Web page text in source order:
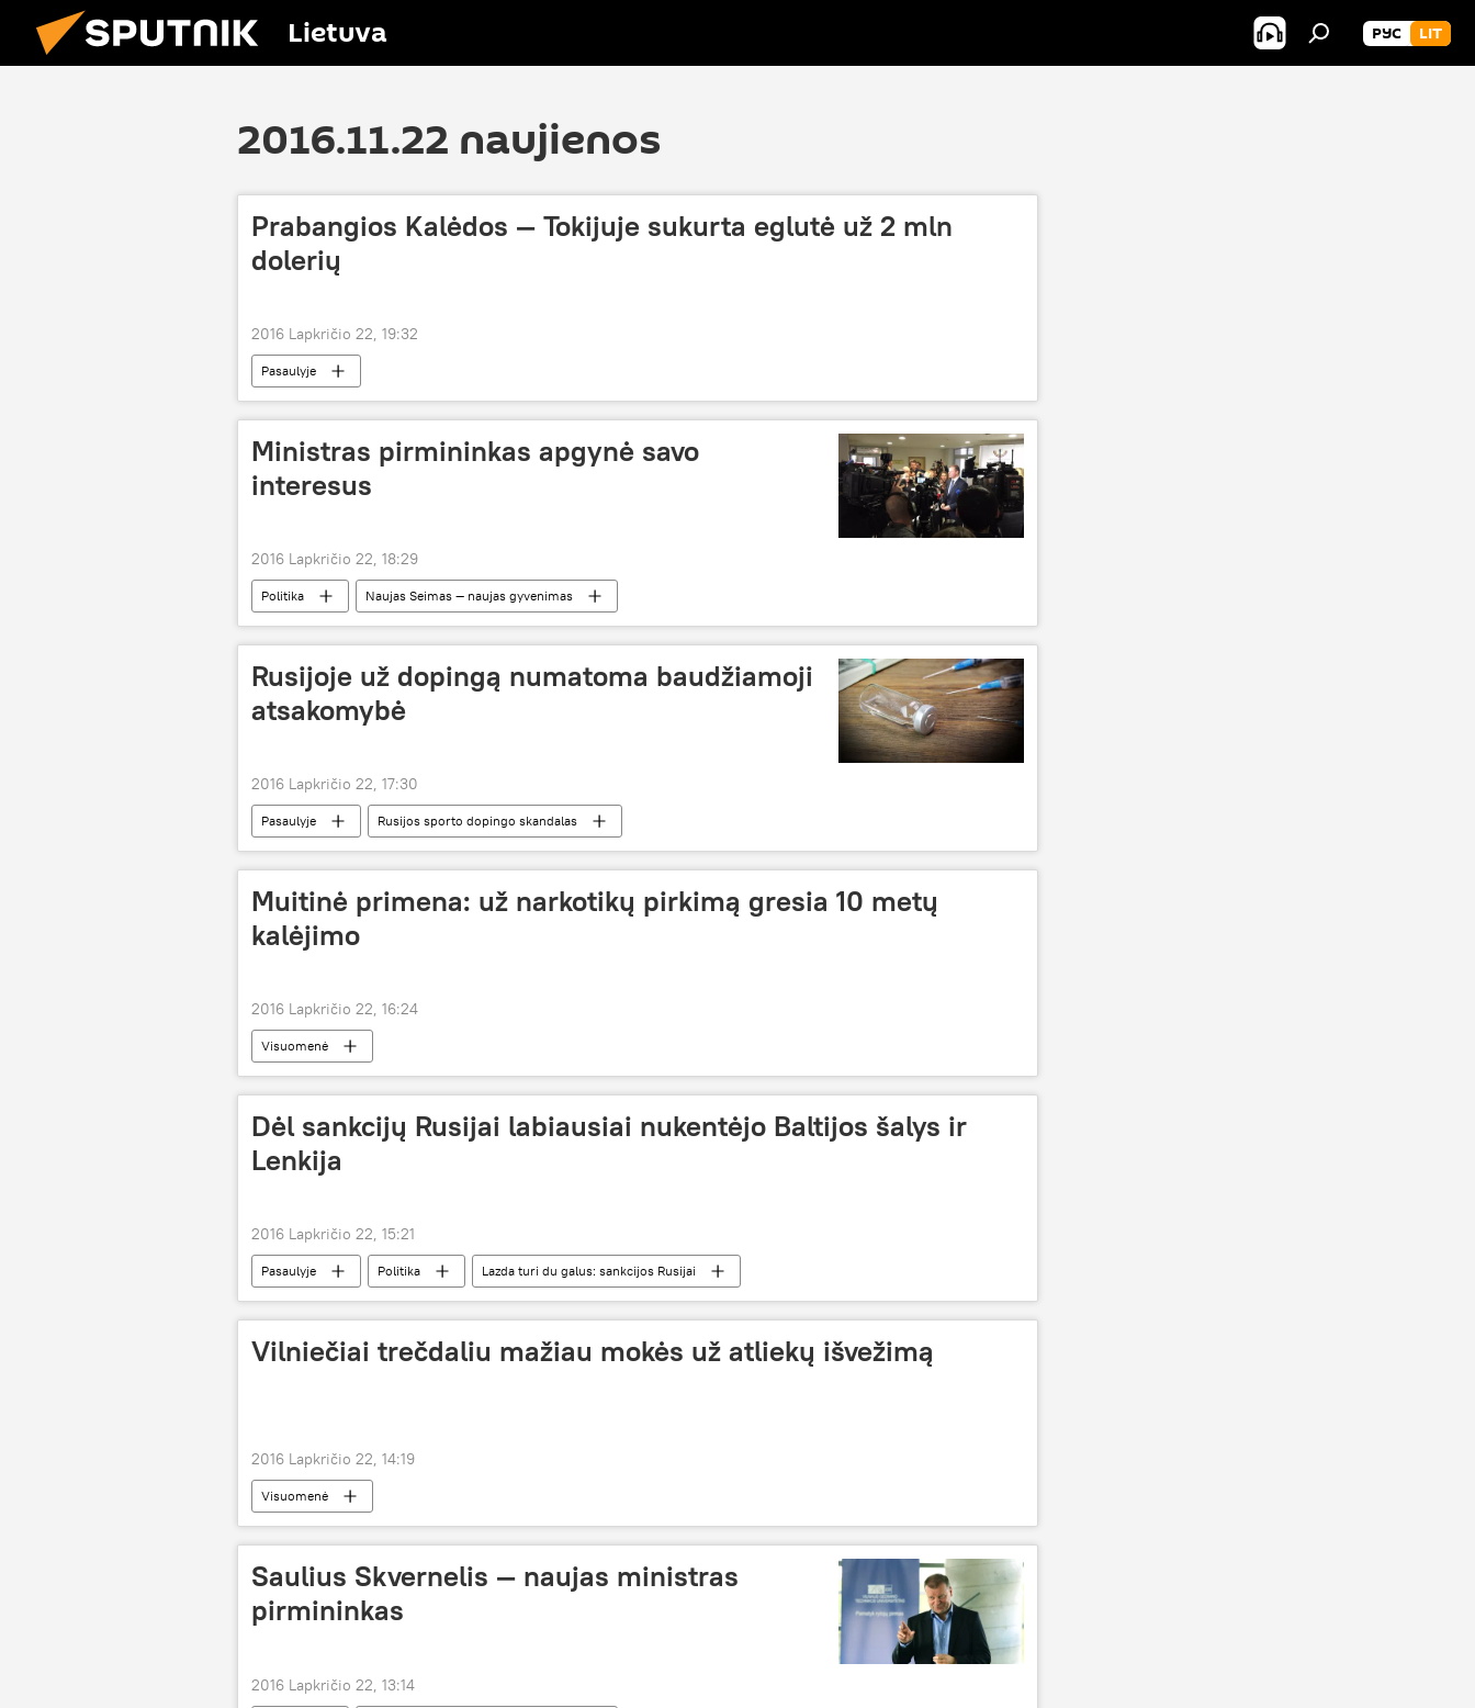
Lietuva РУС LIT
2016.11.22 naujienos
Prabangios Kalėdos — Tokijuje sukurta eglutė už 2 mln
dolerių
2016 Lapkričio 22, 19:32
Pasaulyje
Ministras pirmininkas apgynė savo
interesus
2016 Lapkričio 22, 18:29
Politika Naujas Seimas — naujas gyvenimas
Rusijoje už dopingą numatoma baudžiamoji
atsakomybė
2016 Lapkričio 22, 17:30
Pasaulyje Rusijos sporto dopingo skandalas
Muitinė primena: už narkotikų pirkimą gresia 10 metų
kalėjimo
2016 Lapkričio 22, 16:24
Visuomenė
Dėl sankcijų Rusijai labiausiai nukentėjo Baltijos šalys ir
Lenkija
2016 Lapkričio 22, 15:21
Pasaulyje Politika Lazda turi du galus: sankcijos Rusijai
Vilniečiai trečdaliu mažiau mokės už atliekų išvežimą
2016 Lapkričio 22, 14:19
Visuomenė
Saulius Skvernelis — naujas ministras
pirmininkas
2016 Lapkričio 22, 13:14